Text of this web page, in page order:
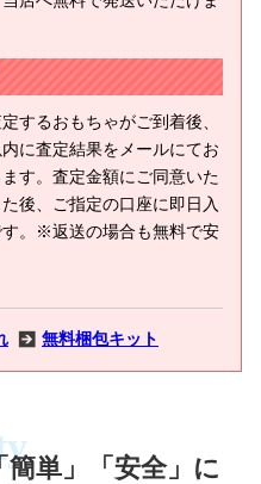
するおもちゃがご到着後、
内に査定結果をメールにてお
す。査定金額にご同意いた
後、ご指定の口座に即日入
す。※返送の場合も無料で安
無料梱包キット
簡単」「安全」に